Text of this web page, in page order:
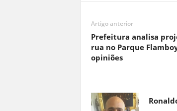
Artigo anterior
Prefeitura analisa
rua no Parque
opiniões